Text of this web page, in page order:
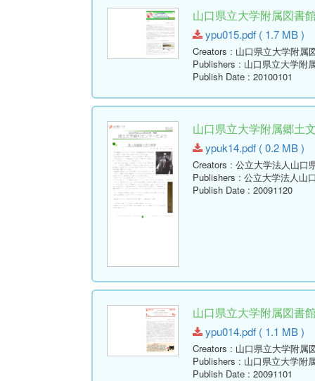
山口県立大学附属図書
ypu015.pdf ( 1.7 MB )
Creators : 山口県立大学附属
Publishers : 山口県立大学附
Publish Date : 20100101
山口県立大学附属郷土
ypuk14.pdf ( 0.2 MB )
Creators : 公立大学法人山口
Publishers : 公立大学法人山
Publish Date : 20091120
山口県立大学附属図書
ypu014.pdf ( 1.1 MB )
Creators : 山口県立大学附属
Publishers : 山口県立大学附
Publish Date : 20091101